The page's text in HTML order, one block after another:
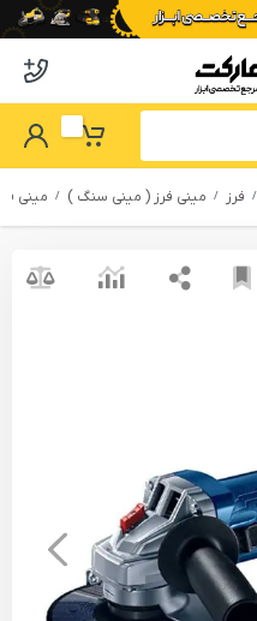
My Basket
Password
فرز مینی فرز ( مینی سنگ ) مینی